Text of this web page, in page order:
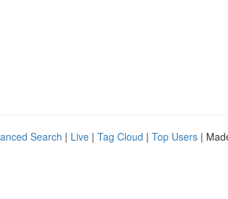
Search | Live | Tag Cloud | Top Users |